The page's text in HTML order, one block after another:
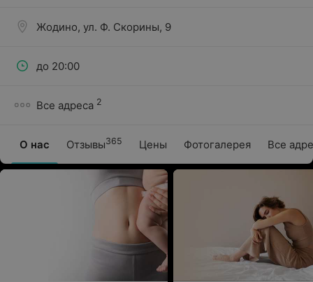
О нас Отзывы365 Цены Фотогалерея Все
Жодино, ул. Ф. Скорины, 9
до 20:00
Все адреса 2